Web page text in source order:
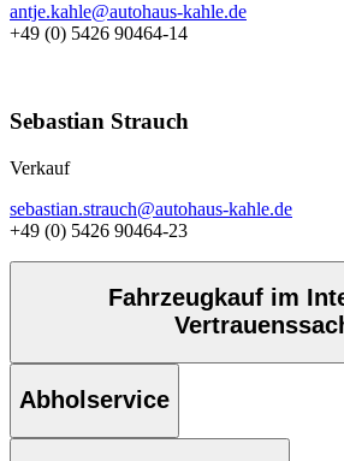
antje.kahle@autohaus-kahle.de
+49 (0) 5426 90464-14
Sebastian Strauch
Verkauf
sebastian.strauch@autohaus-kahle.de
+49 (0) 5426 90464-23
Fahrzeugkauf im
Abholservice